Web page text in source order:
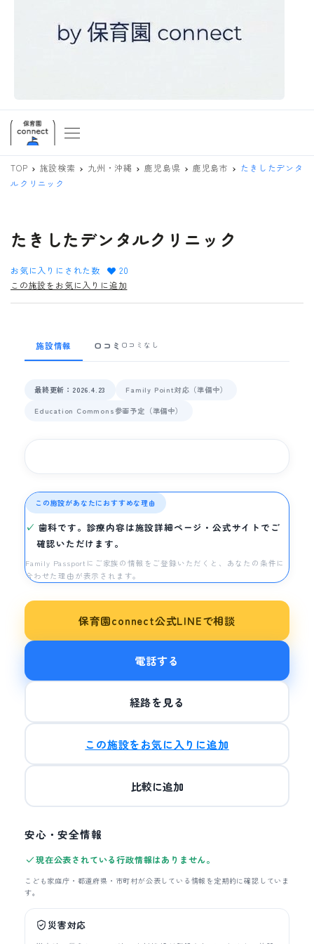
TOP 施設検索 九州・沖縄 鹿児島県 鹿児島市
たきしたデンタ
ルクリニック
たきしたデンタルクリニック
お気に入りにされた数
20
この施設をお気に入りに追加
施設情報 口コミ 口コミなし
最終更新：2026.4.23
Family Point対応（準備中）
Education Commons参画予定（準備中）
この施設があなたにおすすめな理由
歯科です。診療内容は施設詳細ページ・公式サイトでご
確認いただけます。
Family Passportにご家族の情報をご登録いただくと、あなたの条件に
合わせた理由が表示されます。
保育園connect公式LINEで相談
電話する
経路を見る
この施設をお気に入りに追加
比較に追加
安心・安全情報
現在公表されている行政情報はありません。
こども家庭庁・都道府県・市町村が公表している情報を定期的に確認していま
す。
災害対応